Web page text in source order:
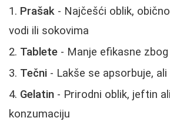
Prašak - Najčešći oblik,
vodi ili sokovima
Tablete - Manje efikasne
Tečni - Lakše se apsorbuje,
Gelatin - Prirodni oblik, jeftin
konzumaciju